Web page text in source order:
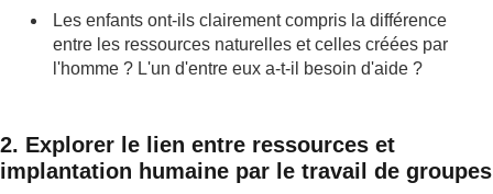
Les enfants ont-ils clairement compris la différence
entre les ressources naturelles et celles créées par
l'homme ? L'un d'entre eux a-t-il besoin d'aide ?
2. Explorer le lien entre ressources et
implantation humaine par le travail de groupes